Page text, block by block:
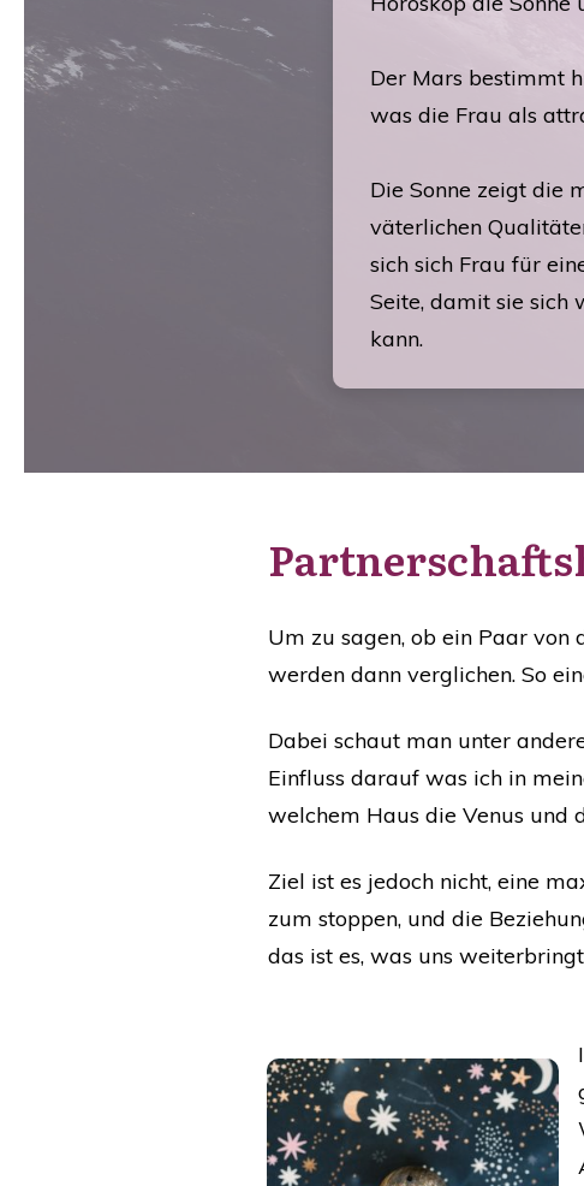
Der Mars bestimmt
was die Frau als
Die Sonne zeigt die
väterlichen
sich sich Frau für
Seite, damit sie sich
kann.
Um zu sagen, ob ein Paar von
werden dann verglichen. So
Dabei schaut man unter
Einfluss darauf was ich in
welchem Haus die Venus und
Ziel ist es jedoch nicht, eine
zum stoppen, und die
das ist es, was uns